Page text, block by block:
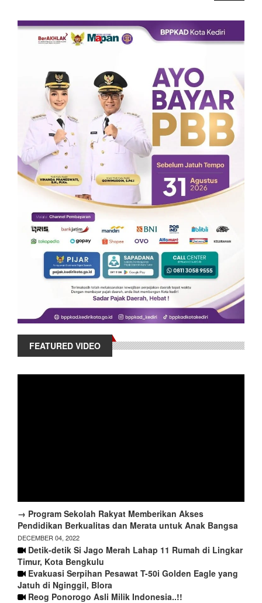
FEATURED VIDEO
→ Program Sekolah Rakyat Memberikan Akses
Pendidikan Berkualitas dan Merata untuk Anak Bangsa
DECEMBER 04, 2022
Detik-detik Si Jago Merah Lahap 11 Rumah di Lingkar
Timur, Kota Bengkulu
Evakuasi Serpihan Pesawat T-50i Golden Eagle yang
Jatuh di Nginggil, Blora
Reog Ponorogo Asli Milik Indonesia..!!